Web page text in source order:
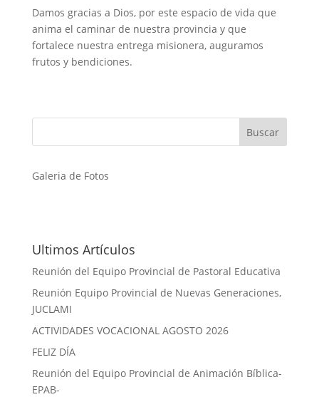
Damos gracias a Dios, por este espacio de vida que
anima el caminar de nuestra provincia y que
fortalece nuestra entrega misionera, auguramos
frutos y bendiciones.
Galeria de Fotos
Ultimos Artículos
Reunión del Equipo Provincial de Pastoral Educativa
Reunión Equipo Provincial de Nuevas Generaciones,
JUCLAMI
ACTIVIDADES VOCACIONAL AGOSTO 2026
FELIZ DÍA
Reunión del Equipo Provincial de Animación Bíblica-
EPAB-